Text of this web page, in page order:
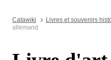
Catawiki Livres et souvenirs
allemand